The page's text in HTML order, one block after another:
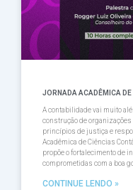
JORNADA ACADÊMICA
A contabilidade vai muito
construção de
princípios de justiça e
Acadêmica de Ciências
propõe o fortalecimento de
comprometidas com a boa
CONTINUE LENDO »